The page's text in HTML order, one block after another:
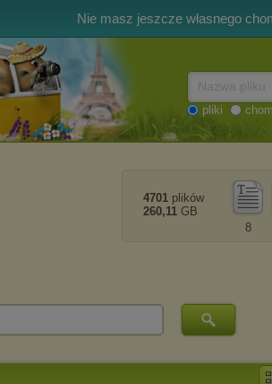
Nie masz jeszcze własnego
pliki
8
4701 plików
260,11 GB